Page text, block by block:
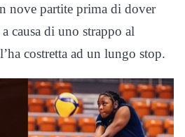
nove partite prima di dover
causa di uno strappo al
costretta ad un lungo stop.